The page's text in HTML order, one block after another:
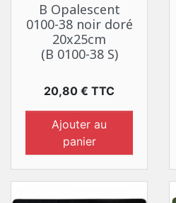
B Opalescent
0100-38 noir doré
20x25cm
(B 0100-38 S)
Prix
20,80 € TTC
Ajouter au
panier